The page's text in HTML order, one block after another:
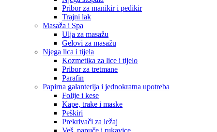
Pribor za manikir i pedikir
Trajni lak
Masaža i Spa
Ulja za masažu
Gelovi za masažu
Njega lica i tijela
Kozmetika za lice i tijelo
Pribor za tretmane
Parafin
Papirna galanterija i jednokratna upotreba
Folije i kese
Kape, trake i maske
Peškiri
Prekrivači za ležaj